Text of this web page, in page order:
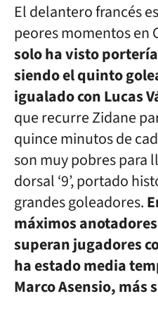
El delantero francés
peores momentos en
solo ha visto
siendo el quinto
igualado con Lucas
que recurre Zidane
quince minutos de
son muy pobres para
dorsal ‘9’, portado
grandes goleadores.
máximos
superan jugadores
ha estado media
Marco Asensio,